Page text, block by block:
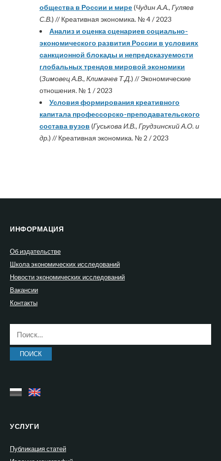
общества в России и мире(Чудин А.А., Гуляев
С.В.) // Креативная экономика. № 4 / 2023
Анализ и оценка сценариев социально-
экономического развития России в условиях
санкционной блокады и непредсказуемости
глобальных трендов мировой экономики
(Зимовец А.В., Климачев Т.Д.) // Экономические
отношения. № 1 / 2023
Условия формирования креативного
капитала профессорско-преподавательского
состава вузов (Гуськова И.В., Грудзинский А.О. и
др.) // Креативная экономика. № 2 / 2023
ИНФОРМАЦИЯ
Об издательстве
Школа экономических исследований
Новости экономических исследований
Вакансии
Контакты
УСЛУГИ
Публикация статей